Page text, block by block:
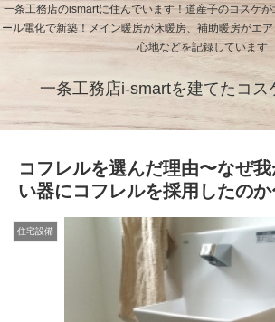
一条工務店のismartに住んでいます！道産子のコスケ
ール電化で新築！メイン暖房が床暖房、補助暖房がエ
心地などを記録しています
一条工務店i-smartを建てたコス
コフレルを選んだ理由〜なぜ
い器にコフレルを採用したのか
住宅設備